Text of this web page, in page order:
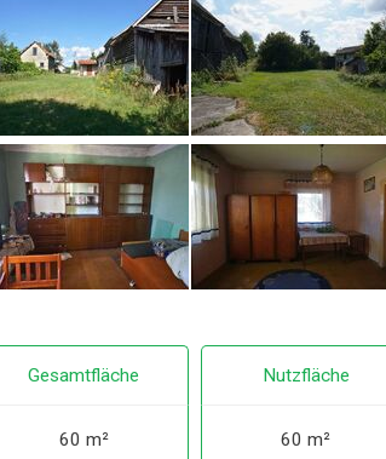
Gesamtfläche
60 m²
Nutzfläche
60 m²